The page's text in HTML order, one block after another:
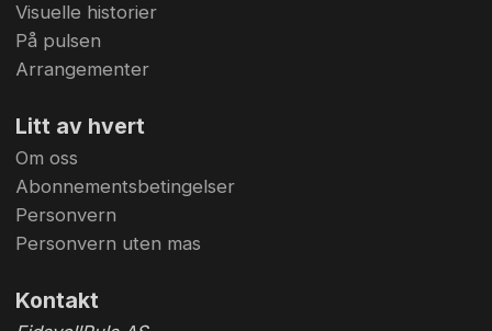
Visuelle historier
På pulsen
Arrangementer
Litt av hvert
Om oss
Abonnementsbetingelser
Personvern
Personvern uten mas
Kontakt